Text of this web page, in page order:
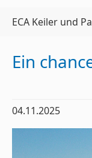
ECA Keiler und
Ein
04.11.2025